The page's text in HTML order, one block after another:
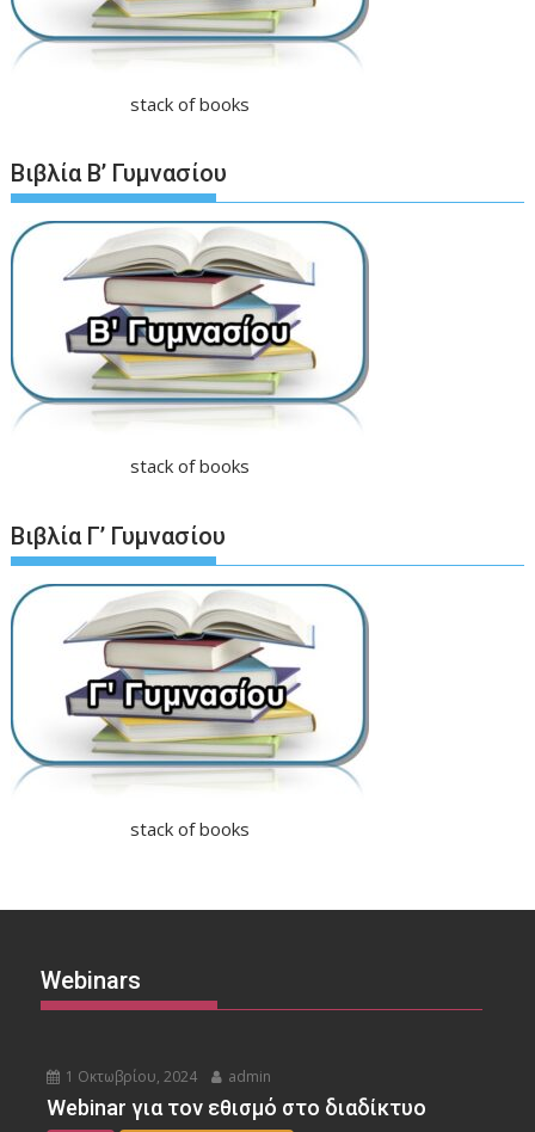
stack of books
Βιβλία Β’ Γυμνασίου
stack of books
Βιβλία Γ’ Γυμνασίου
stack of books
Webinars
1 Οκτωβρίου, 2024 admin
Webinar για τον εθισμό στο διαδίκτυο